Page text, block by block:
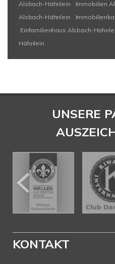
Alsbach-Hähnlein
Immobilien
Alsbach-Hähnlein
Einfamilienhaus Alsbach-
Hähnlein
UNSERE
KONTAKT